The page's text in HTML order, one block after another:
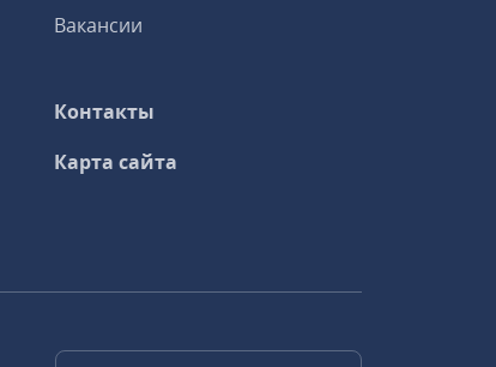
Вакансии
Контакты
Карта сайта